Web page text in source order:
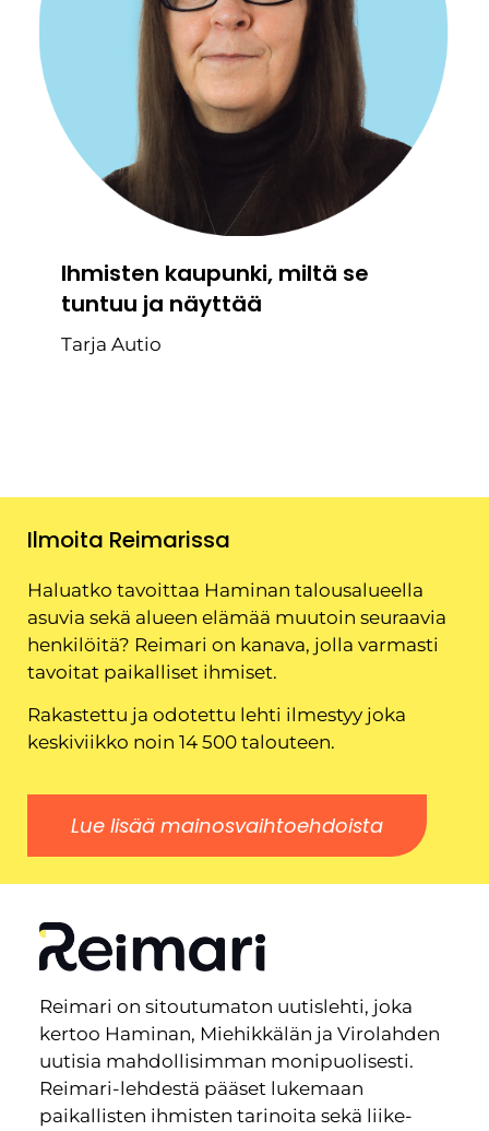
Ihmisten kaupunki, miltä se
tuntuu ja näyttää
Tarja Autio
Ilmoita Reimarissa
Haluatko tavoittaa Haminan talousalueella
asuvia sekä alueen elämää muutoin seuraavia
henkilöitä? Reimari on kanava, jolla varmasti
tavoitat paikalliset ihmiset.
Rakastettu ja odotettu lehti ilmestyy joka
keskiviikko noin 14 500 talouteen.
Lue lisää mainosvaihtoehdoista
Reimari on sitoutumaton uutislehti, joka
kertoo Haminan, Miehikkälän ja Virolahden
uutisia mahdollisimman monipuolisesti.
Reimari-lehdestä pääset lukemaan
paikallisten ihmisten tarinoita sekä liike-